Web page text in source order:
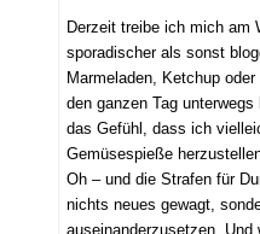
Derzeit treibe ich mich am
sporadischer als sonst
Marmeladen, Ketchup
den ganzen Tag
das Gefühl, dass ich
Gemüsespieße
Oh – und die Strafen für
nichts neues gewagt,
auseinanderzusetzen.